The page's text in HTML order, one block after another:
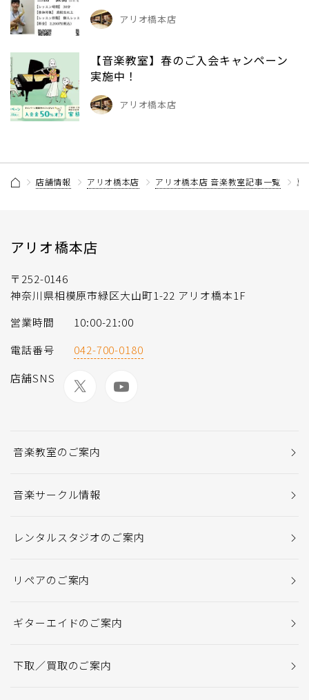
アリオ橋本店
【音楽教室】春のご入会キャンペーン
実施中！
アリオ橋本店
店舗情報 アリオ橋本店 アリオ橋本店 音楽教室記事一覧 夏
アリオ橋本店
〒252-0146
神奈川県相模原市緑区大山町1-22 アリオ橋本1F
営業時間
10:00-21:00
電話番号
042-700-0180
店舗SNS
音楽教室のご案内
音楽サークル情報
レンタルスタジオのご案内
リペアのご案内
ギターエイドのご案内
下取／買取のご案内